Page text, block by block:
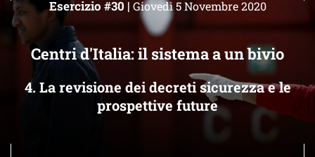
Centri d'Italia: il sistema a un bivio
4. La revisione dei decreti sicurezza e le
prospettive future
Esercizio #30 | Giovedì 5 Novembre 2020